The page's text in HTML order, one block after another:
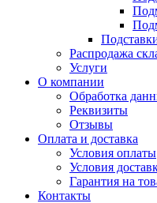
Распродажа
Услуги
О компании
Обработка
Реквизиты
Отзывы
Оплата и доставка
Условия оплаты
Условия
Гарантия на
Контакты